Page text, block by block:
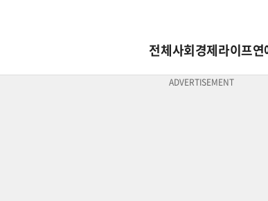
전체사회경제라이프